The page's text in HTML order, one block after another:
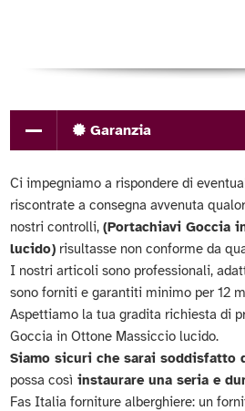
Garanzia
Ci impegniamo a rispondere di
riscontrate a consegna avvenuta
nostri controlli,(Portachiavi Goccia
lucido) risultasse non conforme da
I nostri articoli sono professionali,
sono forniti e garantiti minimo per 12
Aspettiamo la tua gradita richiesta di
Goccia in Ottone Massiccio lucido.
Siamo sicuri che sarai
possa così instaurare una seria e
Fas Italia forniture alberghiere: un